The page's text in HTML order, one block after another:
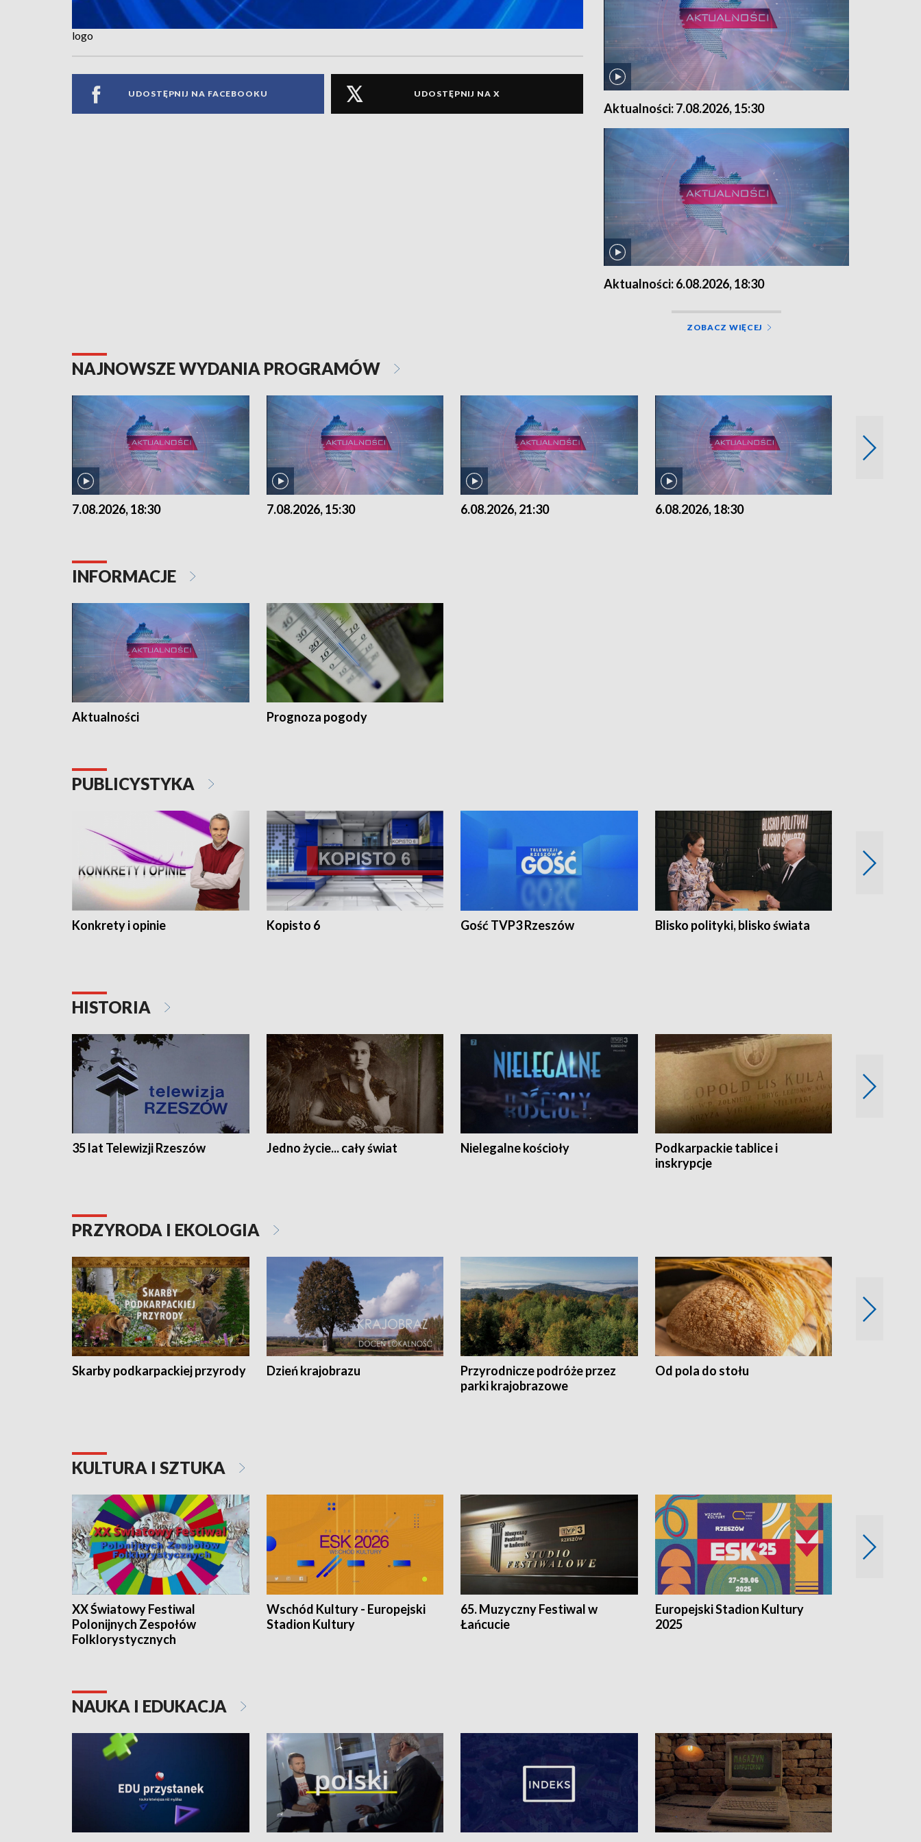
logo
UDOSTĘPNIJ NA FACEBOOKU UDOSTĘPNIJ NA X
Aktualności: 7.08.2026, 15:30
Aktualności: 6.08.2026, 18:30
ZOBACZ WIĘCEJ
NAJNOWSZE WYDANIA PROGRAMÓW
7.08.2026, 18:30 7.08.2026, 15:30 6.08.2026, 21:30 6.08.2026, 18:30
INFORMACJE
Aktualności Prognoza pogody
PUBLICYSTYKA
Konkrety i opinie Kopisto 6 Gość TVP3 Rzeszów Blisko polityki, blisko świata
HISTORIA
35 lat Telewizji Rzeszów Jedno życie... cały świat Nielegalne kościoły
Podkarpackie tablice i
inskrypcje
PRZYRODA I EKOLOGIA
Skarby podkarpackiej przyrody Dzień krajobrazu
Przyrodnicze podróże przez
parki krajobrazowe
Od pola do stołu
KULTURA I SZTUKA
XX Światowy Festiwal
Polonijnych Zespołów
Folklorystycznych
Wschód Kultury - Europejski
Stadion Kultury
65. Muzyczny Festiwal w
Łańcucie
Europejski Stadion Kultury
2025
NAUKA I EDUKACJA